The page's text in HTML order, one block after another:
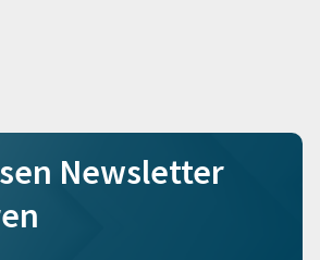
Newsletter